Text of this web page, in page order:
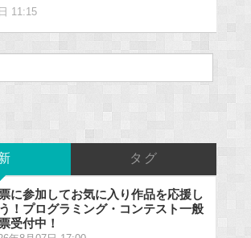
11:15
タグ
に参加してお気に入り作品を応援し
！プログラミング・コンテスト一般
受付中！